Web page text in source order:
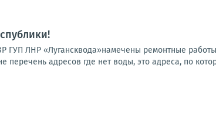
ГУП ЛНР «Лугансквода»намечены ремонтные
перечень адресов где нет воды, это адреса, по